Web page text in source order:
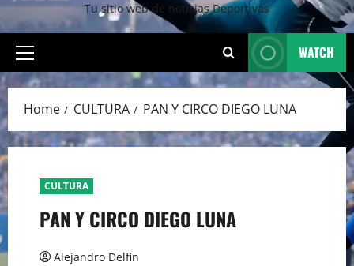
Tu sitio web de noticias Deportivas
Primary
Menu
WATCH
Home CULTURA PAN Y CIRCO DIEGO LUNA
CULTURA
PAN Y CIRCO DIEGO LUNA
Alejandro Delfin